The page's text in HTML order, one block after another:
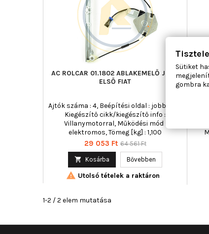
AC ROLCAR 01.1802 ABLAKEMELŐ JOBB
ELSŐ FIAT
Ajtók száma : 4, Beépítési oldal : jobb első,
Kiegészítő cikk/kiegészítő info :
Villanymotorral, Működési mód :
elektromos, Tömeg [kg] : 1,100
Ár
29 053 Ft Normál
64 561 Ft
 Kosárba Bővebben
 Utolsó tételek a raktáron
1-2 / 2 elem mutatása
Sütiket
gombra